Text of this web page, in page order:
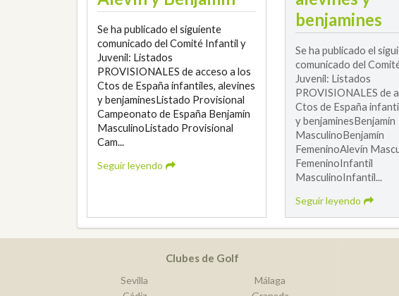
Se ha publicado el siguiente
comunicado del Comité Infantil y
Juvenil: Listados
PROVISIONALES de acceso a los
Ctos de España infantiles, alevines
y benjaminesListado Provisional
Campeonato de España Benjamín
MasculinoListado Provisional
Cam...
Seguir leyendo
benjamines
Se ha publicado el
comunicado del
Juvenil: Listados
PROVISIONALES de
Ctos de España
y benjaminesBenjamín
MasculinoBenjamín
FemeninoAlevín
FemeninoInfantil
MasculinoInfantil...
Seguir leyendo
Clubes de Golf
Sevilla
Málaga